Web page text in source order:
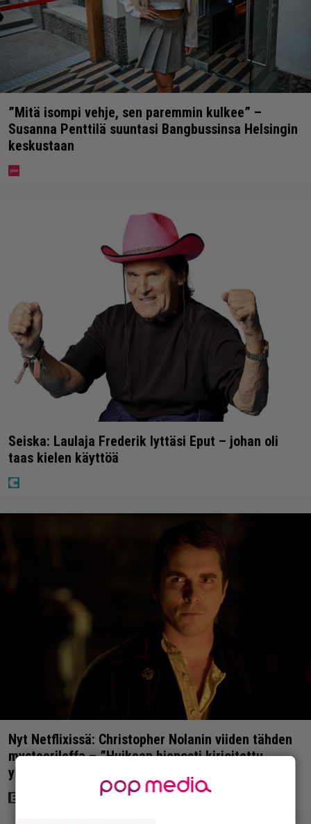
”Mitä isompi vehje, sen paremmin kulkee” –
Susanna Penttilä suuntasi Bangbussinsa Helsingin
keskustaan
Seiska: Laulaja Frederik lyttäsi Eput – johan oli
taas kielen käyttöä
Nyt Netflixissä: Christopher Nolanin viiden tähden
mysteerileffa – ”Huikean hienosti kirjoitettu
yllätyskäänteiden sarja”